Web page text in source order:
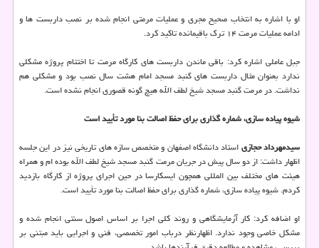
او با اشاره به انتخاب صحیح مجری و عملیات مرمتی انجام شده بر نصب داربست ها و
ادامه عملیات مرمت ۱۴ ترك باقیمانده تاكید كرد.
جبل عاملی اشاره كرد: باقی ماندن داربست های كارگاه مرمت تا اختتام پروژه مشكلی
ندارد بعنوان مثال داربست های گنبد مسجد امام هشت سال نصب بود و مشكلی هم
نداشت. در مرمت گنبد مسجد شیخ لطف الله هیچ گونه قصوری انجام نشده است.
شیوه پیاده سازی، شماره گذاری برای حفظ اصالت بنا مورد تأیید است
سیدمهرداد حجازیاستاد دانشگاه اصفهان و متخصص سازه های تاریخی نیز در این جلسه
اظهار داشت: از دو سال پیش در جریان مرمت گنبد مسجد شیخ لطف الله بوده ام و همراه
هیئت های مختلف بین المللی همچون ایسكارسا در حین اجرای پروژه از كارگاه بازدید
كردم. شیوه پیاده سازی، شماره گذاری برای حفظ اصالت بنا مورد تأیید است.
او اضافه كرد: كار آزمایشگاهی و روند كلی اجرا بر اساس اصول سنتی انجام شده و
مشكل خاصی وجود ندارد. اظهارنظر درباب امور تخصصی، فنی و اجرایی باید مبتنی بر